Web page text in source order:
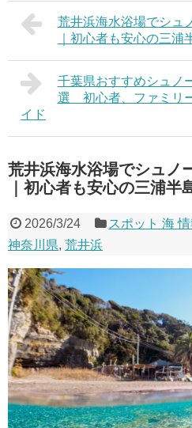
荒井浜海水浴場でシュ
｜初心者も安心の三浦
千葉県おすすめシュノ
選 初心者、ファミリ
イド
荒井浜海水浴場でシュノ
｜初心者も安心の三浦半
2026/3/24 スポット 海 情
神奈川県, 荒井浜